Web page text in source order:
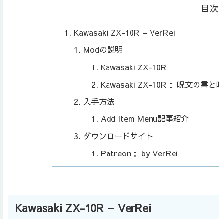
目次
Kawasaki ZX-10R – VerRei
Modの説明
Kawasaki ZX-10R
Kawasaki ZX-10R： 呪文の書と
入手方法
Add Item Menu記事紹介
ダウンロードサイト
Patreon： by VerRei
Kawasaki ZX-10R – VerRei